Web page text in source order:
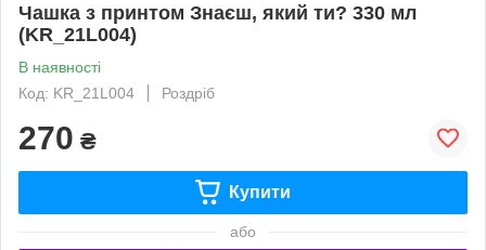
Чашка з принтом Знаєш, який ти? 330 мл
(KR_21L004)
В наявності
Код: KR_21L004
Роздріб
270 ₴
Купити
або